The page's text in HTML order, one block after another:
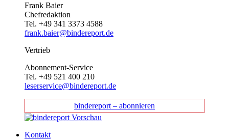
Frank Baier
Chefredaktion
Tel. +49 341 3373 4588
frank.baier@bindereport.de
Vertrieb
Abonnement-Service
Tel. +49 521 400 210
leserservice@bindereport.de
bindereport – abonnieren
Kontakt